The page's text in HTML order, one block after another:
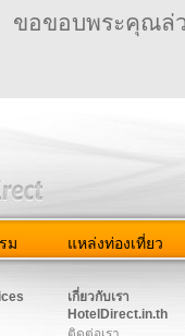
ขอขอบพระคุณ
ม แหล่งท่องเที่ยว
เกี่ยวกับเรา
HotelDirect.in.th